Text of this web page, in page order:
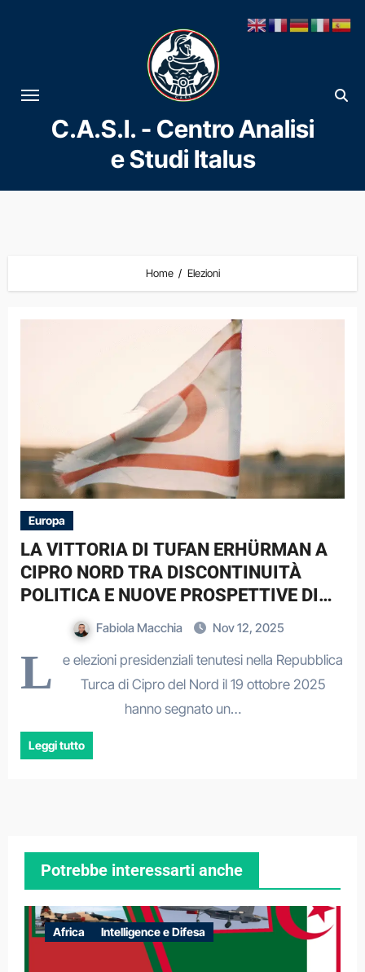
al
contenuto
C.A.S.I. - Centro Analisi
e Studi Italus
Home Elezioni
Europa
LA VITTORIA DI TUFAN ERHÜRMAN A
CIPRO NORD TRA DISCONTINUITÀ
POLITICA E NUOVE PROSPETTIVE DI
DIALOGO.Fabiola Macchia Nov 12, 2025
L
e elezioni presidenziali tenutesi nella Repubblica
Turca di Cipro del Nord il 19 ottobre 2025
hanno segnato un…
Leggi tutto
Potrebbe interessarti anche
Africa Intelligence e Difesa